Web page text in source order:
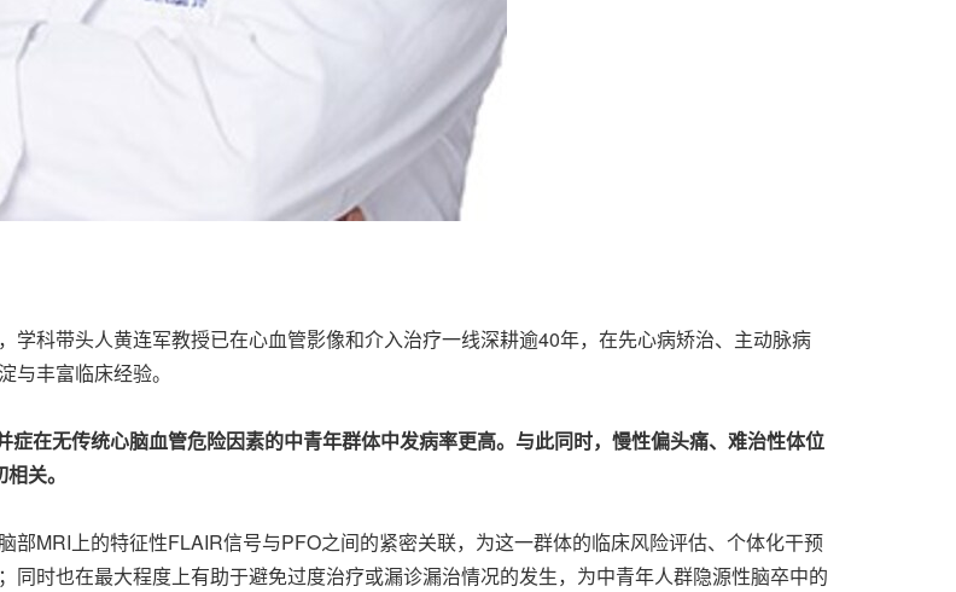
科带头人黄连军教授已在心血管影像和介入治疗一线深耕逾40年，在先心病矫治、主动脉病
丰富临床经验。
在无传统心脑血管危险因素的中青年群体中发病率更高。与此同时，慢性偏头痛、难治性体位
关。
部MRI上的特征性FLAIR信号与PFO之间的紧密关联，为这一群体的临床风险评估、个体化干预
时也在最大程度上有助于避免过度治疗或漏诊漏治情况的发生，为中青年人群隐源性脑卒中的